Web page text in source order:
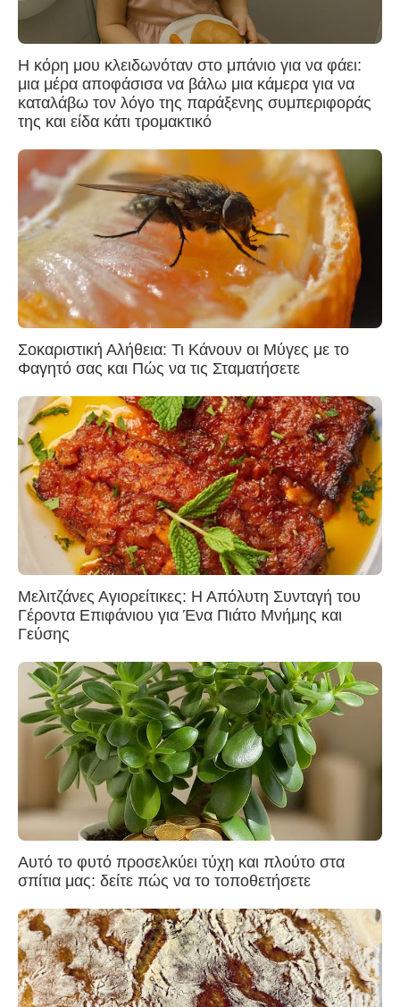
Η κόρη μου κλειδωνόταν στο μπάνιο για να φάει:
μια μέρα αποφάσισα να βάλω μια κάμερα για να
καταλάβω τον λόγο της παράξενης συμπεριφοράς
της και είδα κάτι τρομακτικό
Σοκαριστική Αλήθεια: Τι Κάνουν οι Μύγες με το
Φαγητό σας και Πώς να τις Σταματήσετε
Μελιτζάνες Αγιορείτικες: Η Απόλυτη Συνταγή του
Γέροντα Επιφάνιου για Ένα Πιάτο Μνήμης και
Γεύσης
Αυτό το φυτό προσελκύει τύχη και πλούτο στα
σπίτια μας: δείτε πώς να το τοποθετήσετε